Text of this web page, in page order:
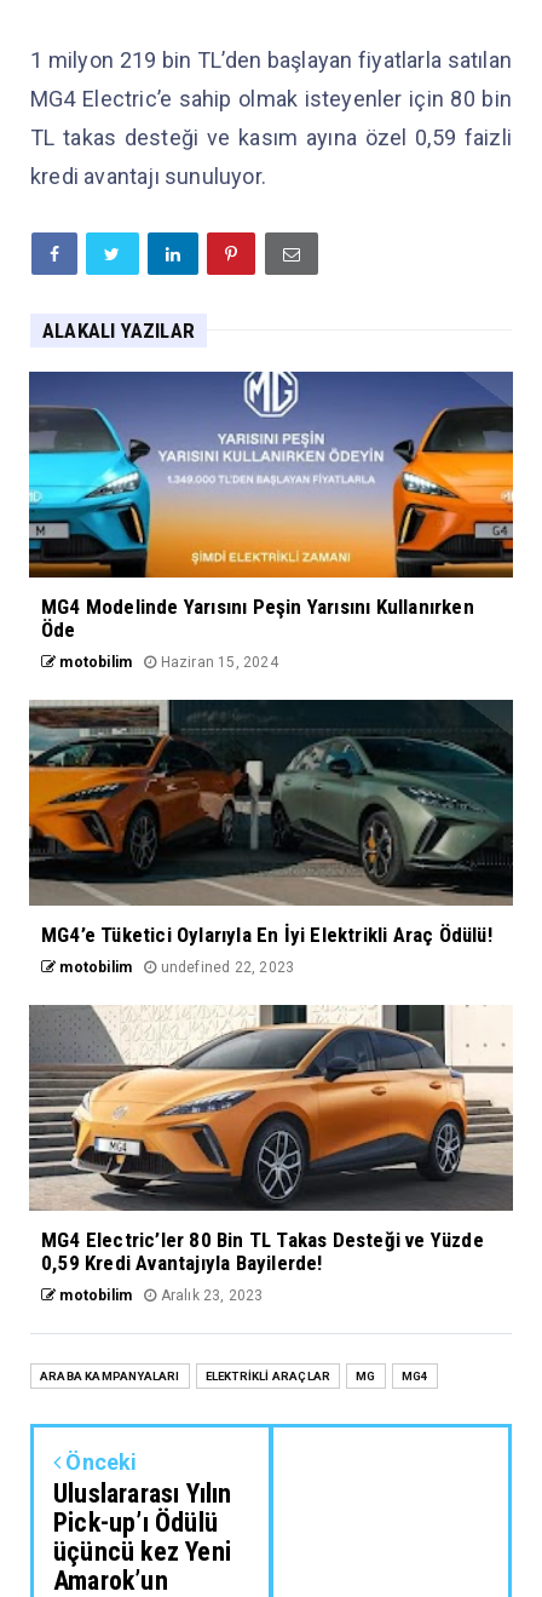
1 milyon 219 bin TL’den başlayan fiyatlarla satılan
MG4 Electric’e sahip olmak isteyenler için 80 bin
TL takas desteği ve kasım ayına özel 0,59 faizli
kredi avantajı sunuluyor.
ALAKALI YAZILAR
MG4 Modelinde Yarısını Peşin Yarısını Kullanırken
Öde
motobilim Haziran 15, 2024
MG4’e Tüketici Oylarıyla En İyi Elektrikli Araç Ödülü!
motobilim undefined 22, 2023
MG4 Electric’ler 80 Bin TL Takas Desteği ve Yüzde
0,59 Kredi Avantajıyla Bayilerde!
motobilim Aralık 23, 2023
ARABA KAMPANYALARI ELEKTRİKLİ ARAÇLAR MG MG4
Önceki
Uluslararası Yılın
Pick-up’ı Ödülü
üçüncü kez Yeni
Amarok’un